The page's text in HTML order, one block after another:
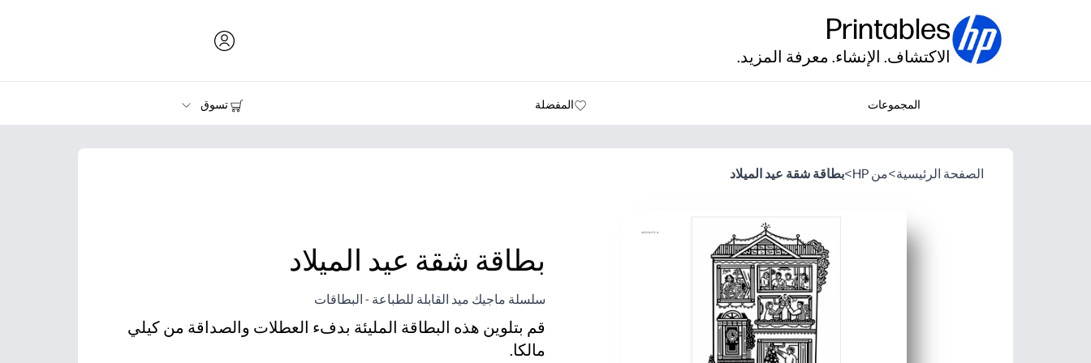
Printables
الاكتشاف. الإنشاء. معرفة المزيد.
المجموعات المفضلة
تسوق
الطابعات
الصفحة الرئيسية>من HP >بطاقة شقة عيد الميلاد
بطاقة شقة عيد الميلاد
سلسلة ماجيك ميد القابلة للطباعة - البطاقات
قم بتلوين هذه البطاقة المليئة بدفء العطلات والصداقة من كيلي
مالكا.